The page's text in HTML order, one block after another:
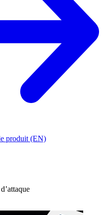
produit (EN)